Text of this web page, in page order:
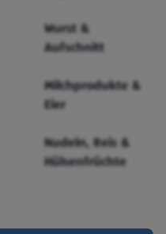
Wurst &
Aufschnitt
Milchprodukte &
Eier
Nudeln, Reis &
Hülsenfrüchte